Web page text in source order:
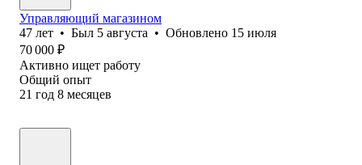
Управляющий магазином
47 лет • Был 5 августа • Обновлено 15 июля
70 000 ₽
Активно ищет работу
Общий опыт
21 год 8 месяцев